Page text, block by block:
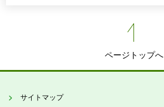
ページトップへ
サイトマップ